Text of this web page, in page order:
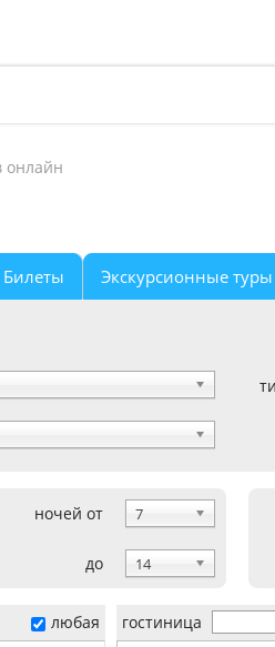
онлайн
Билеты Экскурсионные туры
ночей от 7
до 14
любая
гостиница